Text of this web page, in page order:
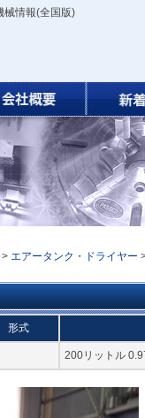
械情報(全国版)
> エアータンク・ドライヤー
形式
200リットル